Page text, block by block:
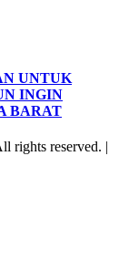
UNTUK
INGIN
BARAT
rights reserved. |